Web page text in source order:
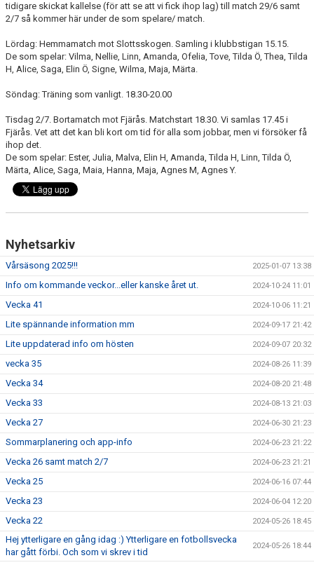
tidigare skickat kallelse (för att se att vi fick ihop lag) till match 29/6 samt
2/7 så kommer här under de som spelare/ match.
Lördag: Hemmamatch mot Slottsskogen. Samling i klubbstigan 15.15.
De som spelar: Vilma, Nellie, Linn, Amanda, Ofelia, Tove, Tilda Ö, Thea, Tilda
H, Alice, Saga, Elin Ö, Signe, Wilma, Maja, Märta.
Söndag: Träning som vanligt. 18.30-20.00
Tisdag 2/7. Bortamatch mot Fjärås. Matchstart 18.30. Vi samlas 17.45 i
Fjärås. Vet att det kan bli kort om tid för alla som jobbar, men vi försöker få
ihop det.
De som spelar: Ester, Julia, Malva, Elin H, Amanda, Tilda H, Linn, Tilda Ö,
Märta, Alice, Saga, Maia, Hanna, Maja, Agnes M, Agnes Y.
Nyhetsarkiv
Vårsäsong 2025!!! 2025-01-07 13:38
Info om kommande veckor...eller kanske året ut. 2024-10-24 11:01
Vecka 41 2024-10-06 11:21
Lite spännande information mm 2024-09-17 21:42
Lite uppdaterad info om hösten 2024-09-07 20:32
vecka 35 2024-08-26 11:39
Vecka 34 2024-08-20 21:48
Vecka 33 2024-08-13 21:03
Vecka 27 2024-06-30 21:23
Sommarplanering och app-info 2024-06-23 21:22
Vecka 26 samt match 2/7 2024-06-23 21:21
Vecka 25 2024-06-16 07:44
Vecka 23 2024-06-04 12:20
Vecka 22 2024-05-26 18:45
Hej ytterligare en gång idag :) Ytterligare en fotbollsvecka
har gått förbi. Och som vi skrev i tid
2024-05-26 18:44